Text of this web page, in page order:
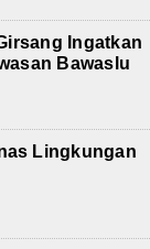
Ingatkan
Bawaslu
Lingkungan